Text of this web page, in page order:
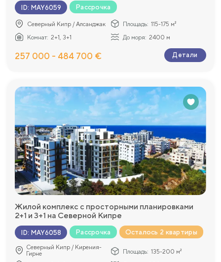
ID: MAY6059 Рассрочка
Северный Кипр / Алсанджак Площадь: 115-175 м²
Комнат: 2+1, 3+1 До моря: 2400 м
257 000 - 484 700 € Детали
Жилой комплекс с просторными планировками
2+1 и 3+1 на Северной Кипре
ID: MAY6058 Рассрочка Осталось 2 квартиры
Северный Кипр / Кирения-
Гирне
Площадь: 135-200 м²